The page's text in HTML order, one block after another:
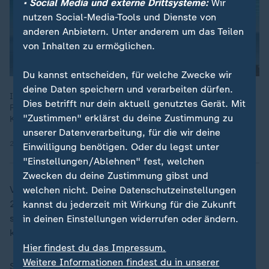
In den USA wächst die Kritik gegenüber Trump und seiner
Regierung, auch vonseiten der Republikaner. ZDF-
Korrespondent Elmar Theveßen ordnet ein.
26.01.2026 | 1:17 min
Vergangene Woche hatte Trump in Bezug auf die Wahl
2020 gesagt, dass "die Menschen bald für ihre Taten
strafrechtlich verfolgt werden" würden. Es war nicht
klar, worauf er sich dabei konkret bezog.
Seit dem Beginn von Trumps zweiter Amtszeit sind das
• Social Media und externe Drittsysteme:Wir
nutzen Social-Media-Tools und Dienste von
anderen Anbietern. Unter anderem um das Teilen
von Inhalten zu ermöglichen.
Du kannst entscheiden, für welche Zwecke wir
deine Daten speichern und verarbeiten dürfen.
Dies betrifft nur dein aktuell genutztes Gerät. Mit
"Zustimmen" erklärst du deine Zustimmung zu
unserer Datenverarbeitung, für die wir deine
Einwilligung benötigen. Oder du legst unter
"Einstellungen/Ablehnen" fest, welchen
Zwecken du deine Zustimmung gibst und
welchen nicht. Deine Datenschutzeinstellungen
kannst du jederzeit mit Wirkung für die Zukunft
in deinen Einstellungen widerrufen oder ändern.
Hier findest du das Impressum.
Weitere Informationen findest du in unserer